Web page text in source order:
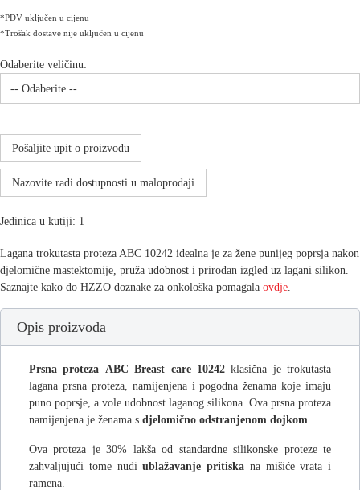
*PDV uključen u cijenu
*Trošak dostave nije uključen u cijenu
Odaberite veličinu:
Pošaljite upit o proizvodu
Nazovite radi dostupnosti u maloprodaji
Jedinica u kutiji: 1
Lagana trokutasta proteza ABC 10242 idealna je za žene punijeg poprsja nakon
djelomične mastektomije, pruža udobnost i prirodan izgled uz lagani silikon.
Saznajte kako do HZZO doznake za onkološka pomagala ovdje.
Opis proizvoda
Prsna proteza ABC Breast care 10242klasična je trokutasta
lagana prsna proteza, namijenjena i pogodna ženama koje imaju
puno poprsje, a vole udobnost laganog silikona. Ova prsna proteza
namijenjena je ženama s djelomično odstranjenom dojkom
Ova proteza je 30% lakša od standardne silikonske proteze te
zahvaljujući tome nudiublažavanje pritiska na mišiće vrata i
ramena.